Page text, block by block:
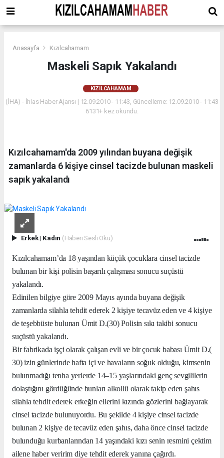
Anasayfa Kızılcahamam
Maskeli Sapık Yakalandı
KIZILCAHAMAM
(İHA) - İhlas Haber Ajansı | 12.09.2010 - 11:43, Güncelleme: 12.09.2010 - 11:43
6131+ kez okundu.
Kızılcahamam'da 2009 yılından buyana değişik
zamanlarda 6 kişiye cinsel tacizde bulunan maskeli
sapık yakalandı
Erkek| Kadın (Haberi Sesli Oku)
Kızılcahamam’da 18 yaşından küçük çocuklara cinsel tacizde
bulunan bir kişi polisin başarılı çalışması sonucu suçüstü
yakalandı.
Edinilen bilgiye göre 2009 Mayıs ayında buyana değişik
zamanlarda silahla tehdit ederek 2 kişiye tecavüz eden ve 4 kişiye
de teşebbüste bulunan Ümit D.(30) Polisin sıkı takibi sonucu
suçüstü yakalandı.
Bir fabrikada işçi olarak çalışan evli ve bir çocuk babası Ümit D.(
30) izin günlerinde hafta içi ve havaların soğuk olduğu, kimsenin
bulunmadığı tenha yerlerde 14–15 yaşlarındaki genç sevgililerin
dolaştığını gördüğünde bunları alkollü olarak takip eden şahıs
silahla tehdit ederek erkeğin ellerini kızında gözlerini bağlayarak
cinsel tacizde bulunuyordu. Bu şekilde 4 kişiye cinsel tacizde
bulunan 2 kişiye de tecavüz eden şahıs, daha önce cinsel tacizde
bulunduğu kurbanlarından 14 yaşındaki kızı senin resmini çektim
ailene haber veririm diye tehdit ederek yanına çağırdı.